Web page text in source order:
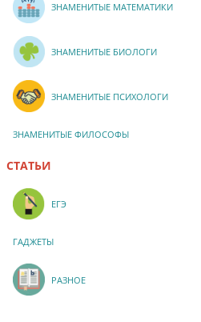
ЗНАМЕНИТЫЕ МАТЕМАТИКИ
ЗНАМЕНИТЫЕ БИОЛОГИ
ЗНАМЕНИТЫЕ ПСИХОЛОГИ
ЗНАМЕНИТЫЕ ФИЛОСОФЫ
СТАТЬИ
ЕГЭ
ГАДЖЕТЫ
РАЗНОЕ